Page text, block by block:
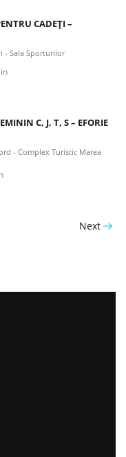
CADEȚI –
- Sala Sporturilor
C, J, T, S – EFORIE
- Complex Turistic Marea
Next